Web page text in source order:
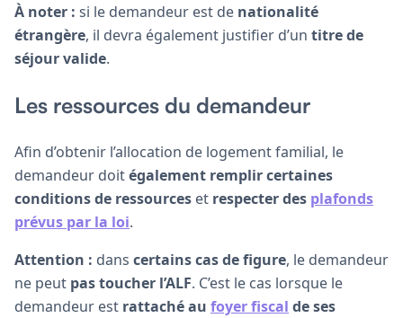
À noter : si le demandeur est de nationalité
étrangère, il devra également justifier d’un titre de
séjour valide.
Les ressources du demandeur
Afin d’obtenir l’allocation de logement familial, le
demandeur doitégalement remplir certaines
conditions de ressources et respecter des plafonds
prévus par la loi.
Attention : dans certains cas de figure, le demandeur
ne peut pas toucher l’ALF. C’est le cas lorsque le
demandeur est rattaché au foyer fiscal de ses